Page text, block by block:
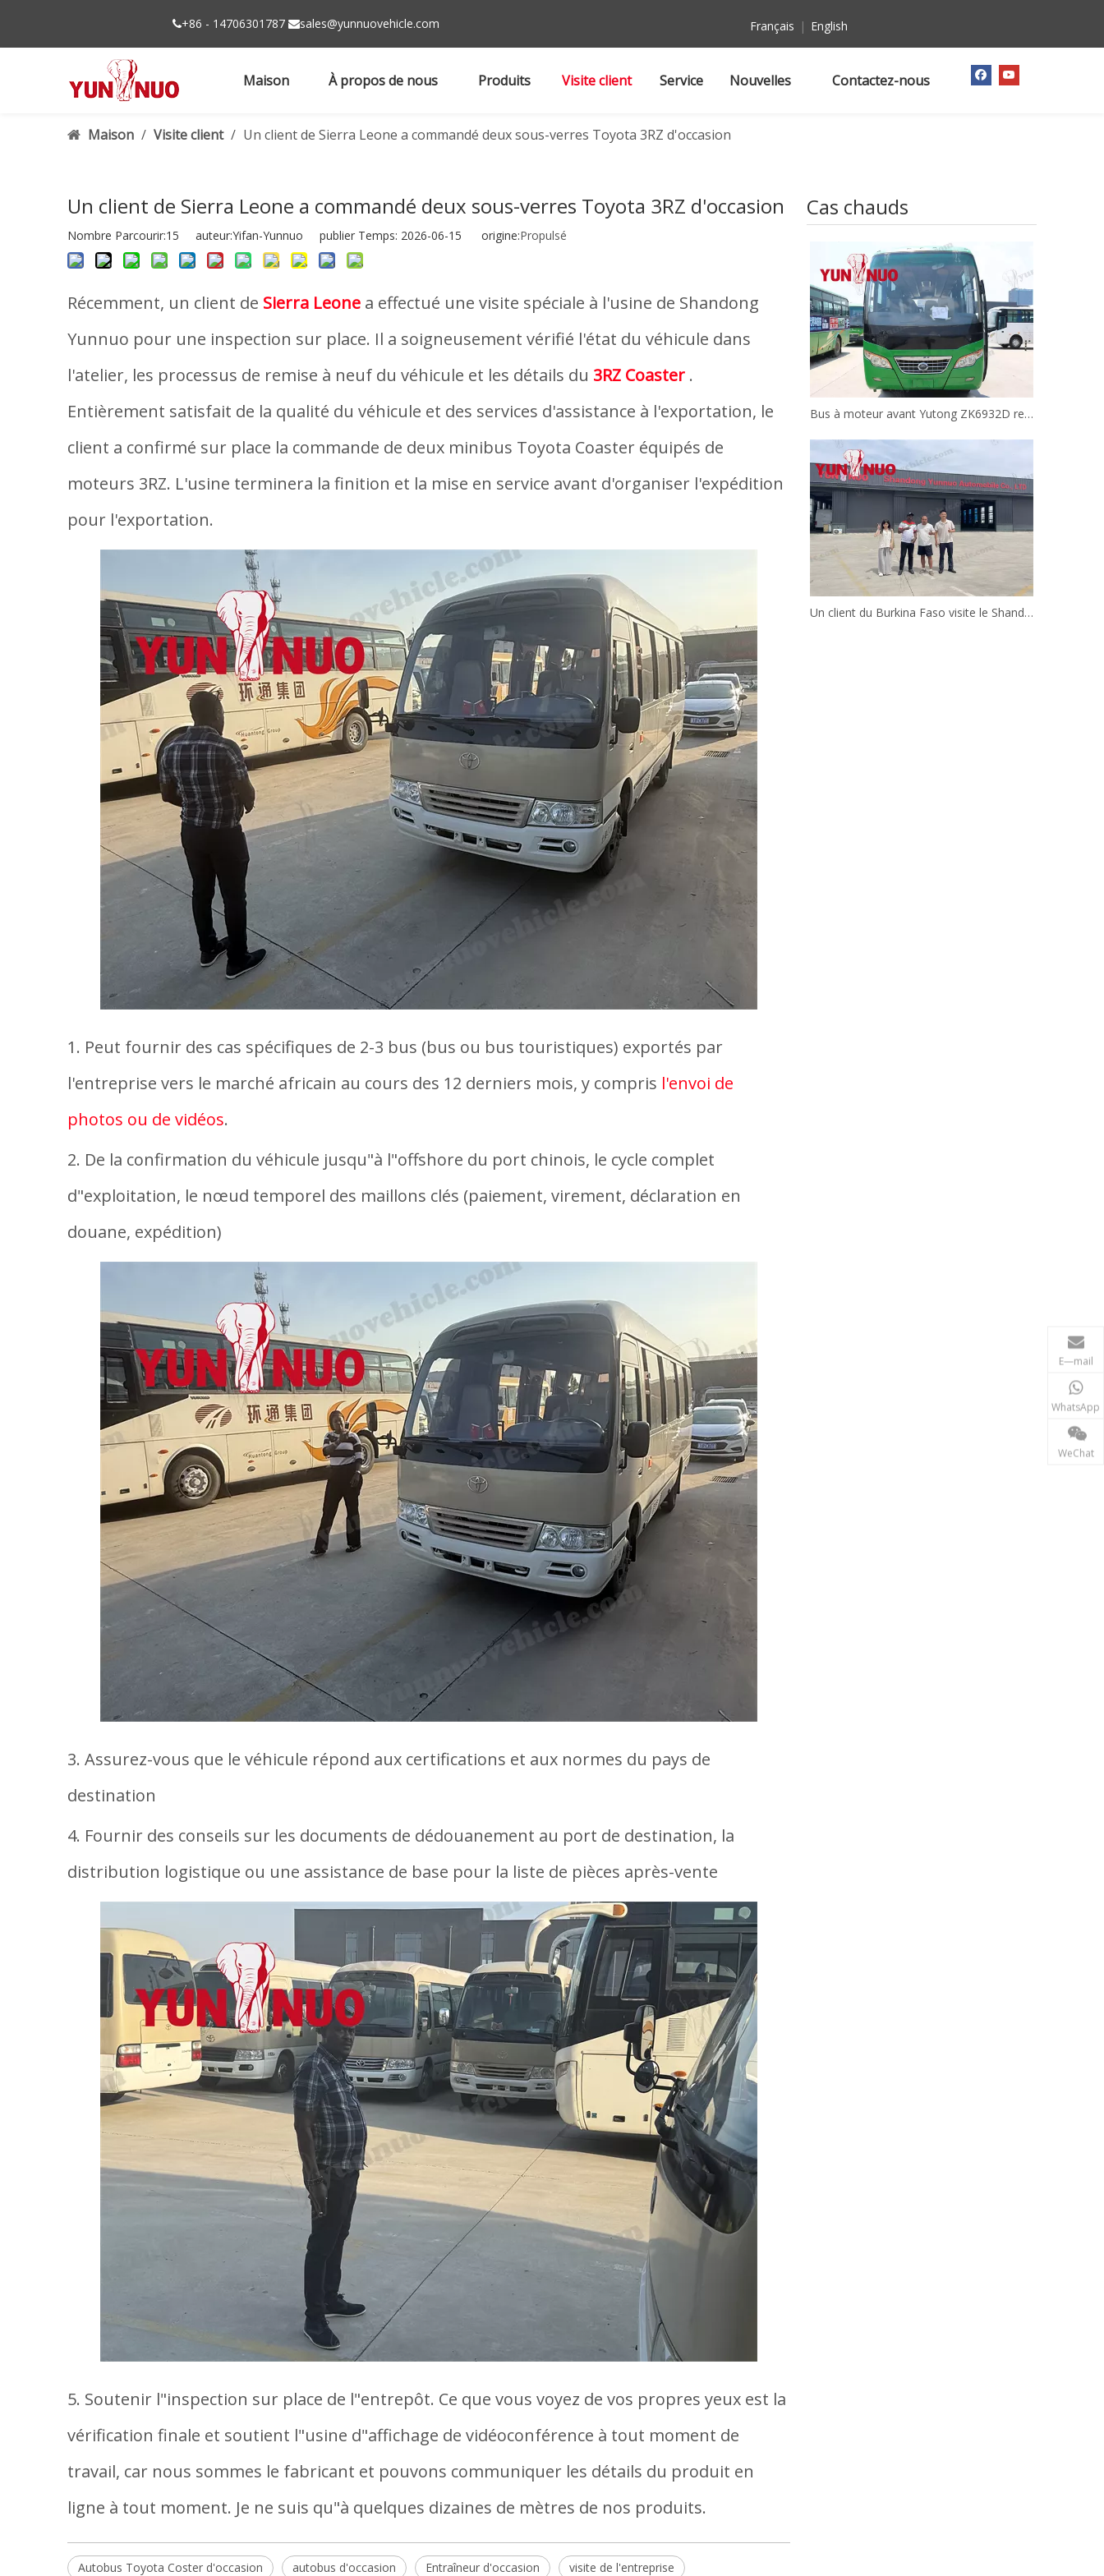
+86 - 14706301787 sales@yunnuovehicle.com Français | English
Maison À propos de nous Produits Visite client Service Nouvelles Contactez-nous
Maison / Visite client / Un client de Sierra Leone a commandé deux sous-verres Toyota 3RZ d'occasion
Un client de Sierra Leone a commandé deux sous-verres Toyota 3RZ d'occasion
Nombre Parcourir:15 auteur:Yifan-Yunnuo publier Temps: 2026-06-15 origine:Propulsé
Récemment, un client de Sierra Leone a effectué une visite spéciale à l'usine de Shandong
Yunnuo pour une inspection sur place. Il a soigneusement vérifié l'état du véhicule dans
l'atelier, les processus de remise à neuf du véhicule et les détails du 3RZ Coaster .
Entièrement satisfait de la qualité du véhicule et des services d'assistance à l'exportation, le
client a confirmé sur place la commande de deux minibus Toyota Coaster équipés de
moteurs 3RZ. L'usine terminera la finition et la mise en service avant d'organiser l'expédition
pour l'exportation.
1. Peut fournir des cas spécifiques de 2-3 bus (bus ou bus touristiques) exportés par
l'entreprise vers le marché africain au cours des 12 derniers mois, y compris l'envoi de
photos ou de vidéos.
2. De la confirmation du véhicule jusqu"à l"offshore du port chinois, le cycle complet
d"exploitation, le nœud temporel des maillons clés (paiement, virement, déclaration en
douane, expédition)
3. Assurez-vous que le véhicule répond aux certifications et aux normes du pays de
destination
4. Fournir des conseils sur les documents de dédouanement au port de destination, la
distribution logistique ou une assistance de base pour la liste de pièces après-vente
5. Soutenir l"inspection sur place de l"entrepôt. Ce que vous voyez de vos propres yeux est la
vérification finale et soutient l"usine d"affichage de vidéoconférence à tout moment de
travail, car nous sommes le fabricant et pouvons communiquer les détails du produit en
ligne à tout moment. Je ne suis qu"à quelques dizaines de mètres de nos produits.
Autobus Toyota Coster d'occasion autobus d'occasion Entraîneur d'occasion visite de l'entreprise
Cas chauds
Bus à moteur avant Yutong ZK6932D remis à neuf | Shandong Yunnuo
Un client du Burkina Faso visite le Shandong Yunnuo
E—mail
WhatsApp
WeChat